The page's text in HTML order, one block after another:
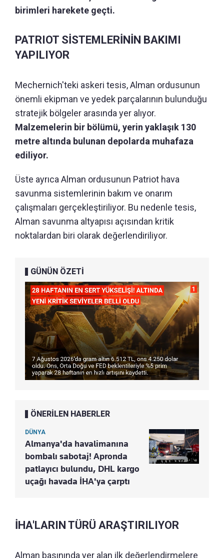
birimleri harekete geçti.
PATRIOT SİSTEMLERİNİN BAKIMI
YAPILIYOR
Mechernich'teki askeri tesis, Alman ordusunun
önemli ekipman ve yedek parçalarının bulunduğu
stratejik bölgeler arasında yer alıyor.
Malzemelerin bir bölümü, yerin yaklaşık 130
metre altında bulunan depolarda muhafaza
ediliyor.
Üste ayrıca Alman ordusunun Patriot hava
savunma sistemlerinin bakım ve onarım
çalışmaları gerçekleştiriliyor. Bu nedenle tesis,
Alman savunma altyapısı açısından kritik
noktalardan biri olarak değerlendiriliyor.
GÜNÜN ÖZETİ
ÖNERİLEN HABERLER
DÜNYA
Almanya'da havalimanına
bombalı sabotaj! Apronda
patlayıcı bulundu, DHL kargo
uçağı havada İHA'ya çarptı
İHA'LARIN TÜRÜ ARAŞTIRILIYOR
Alman basınında yer alan ilk değerlendirmelere